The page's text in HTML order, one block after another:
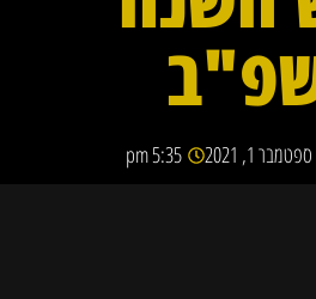
ספטמבר 1, 2021 5:35 pm